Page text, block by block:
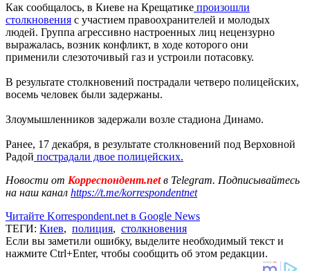
Как сообщалось, в Киеве на Крещатике произошли
столкновения с участием правоохранителей и молодых
людей. Группа агрессивно настроенных лиц нецензурно
выражалась, возник конфликт, в ходе которого они
применили слезоточивый газ и устроили потасовку.
В результате столкновений пострадали четверо полицейских,
восемь человек были задержаны.
Злоумышленников задержали возле стадиона Динамо.
Ранее, 17 декабря, в результате столкновений под Верховной
Радой пострадали двое полицейских.
Новости от Корреспондент.netв Telegram. Подписывайтесь
на наш канал https://t.me/korrespondentnet
Читайте Korrespondent.net в Google News
ТЕГИ: Киев, полиция, столкновения
Если вы заметили ошибку, выделите необходимый текст и
нажмите Ctrl+Enter, чтобы сообщить об этом редакции.